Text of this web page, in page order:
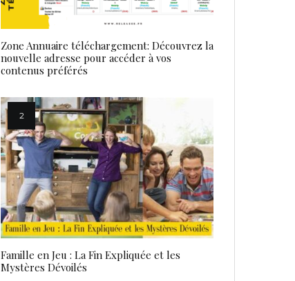
Zone Annuaire téléchargement: Découvrez la
nouvelle adresse pour accéder à vos
contenus préférés
Famille en Jeu : La Fin Expliquée et les
Mystères Dévoilés